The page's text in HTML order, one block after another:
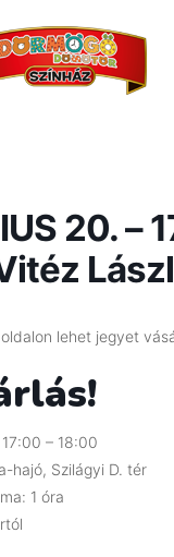
20. –
oldalon lehet jegyet
– 18:00
hajó, Szilágyi D. tér
1 óra